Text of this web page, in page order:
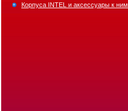
Корпуса INTEL и аксессуары к ним